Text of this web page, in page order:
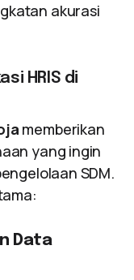
akurasi
HRIS di
memberikan
yang ingin
SDM.
Data